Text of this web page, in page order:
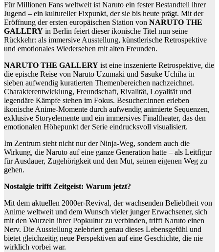
Für Millionen Fans weltweit ist Naruto ein fester Bestandteil ihrer
Jugend – ein kultureller Fixpunkt, der sie bis heute prägt. Mit der
Eröffnung der ersten europäischen Station von NARUTO THE
GALLERY in Berlin feiert dieser ikonische Titel nun seine
Rückkehr: als immersive Ausstellung, künstlerische Retrospektive
und emotionales Wiedersehen mit alten Freunden.
NARUTO THE GALLERY ist eine inszenierte Retrospektive, die
die epische Reise von Naruto Uzumaki und Sasuke Uchiha in
sieben aufwendig kuratierten Themenbereichen nachzeichnet.
Charakterentwicklung, Freundschaft, Rivalität, Loyalität und
legendäre Kämpfe stehen im Fokus. Besucher:innen erleben
ikonische Anime-Momente durch aufwendig animierte Sequenzen,
exklusive Storyelemente und ein immersives Finaltheater, das den
emotionalen Höhepunkt der Serie eindrucksvoll visualisiert.
Im Zentrum steht nicht nur der Ninja-Weg, sondern auch die
Wirkung, die Naruto auf eine ganze Generation hatte – als Leitfigur
für Ausdauer, Zugehörigkeit und den Mut, seinen eigenen Weg zu
gehen.
Nostalgie trifft Zeitgeist: Warum jetzt?
Mit dem aktuellen 2000er-Revival, der wachsenden Beliebtheit von
Anime weltweit und dem Wunsch vieler junger Erwachsener, sich
mit den Wurzeln ihrer Popkultur zu verbinden, trifft Naruto einen
Nerv. Die Ausstellung zelebriert genau dieses Lebensgefühl und
bietet gleichzeitig neue Perspektiven auf eine Geschichte, die nie
wirklich vorbei war.